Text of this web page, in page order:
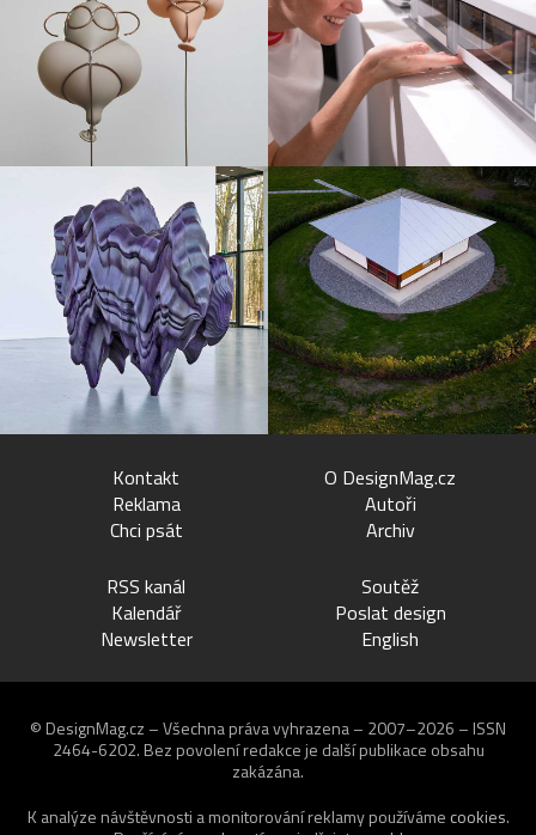
Kontakt
Reklama
Chci psát
O DesignMag.cz
Autoři
Archiv
RSS kanál
Kalendář
Newsletter
Soutěž
Poslat design
English
© DesignMag.cz – Všechna práva vyhrazena – 2007–2026 – ISSN
2464-6202. Bez povolení redakce je další publikace obsahu
zakázána.
K analýze návštěvnosti a monitorování reklamy používáme cookies.